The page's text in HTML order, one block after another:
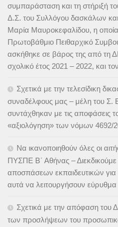
συμπαράσταση και τη στήριξή
Δ.Σ. του Συλλόγου δασκάλων
Μαρία Μαυροκεφαλίδου, η
Πρωτοβάθμιο Πειθαρχικό
ασκήθηκε σε βάρος της από τη
σχολικό έτος 2021 – 2022, και
Σχετικά με την τελεσίδικη
συναδέλφους μας – μέλη του
συντάχθηκαν με τις αποφάσεις
«αξιολόγηση» των νόμων 4692/
Να ικανοποιηθούν όλες οι
ΠΥΣΠΕ Β΄ Αθήνας – Διεκδικούμε
αποσπάσεων εκπαιδευτικών
αυτά να λειτουργήσουν εύρυθμα
Σχετικά με την απόφαση του
των προσλήψεων του